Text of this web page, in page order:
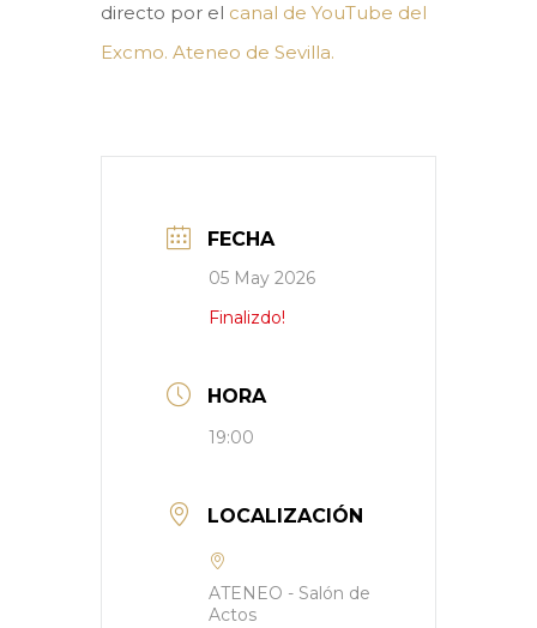
directo por el canal de YouTube del
Excmo. Ateneo de Sevilla.
FECHA
05 May 2026
Finalizdo!
HORA
19:00
LOCALIZACIÓN
ATENEO - Salón de
Actos